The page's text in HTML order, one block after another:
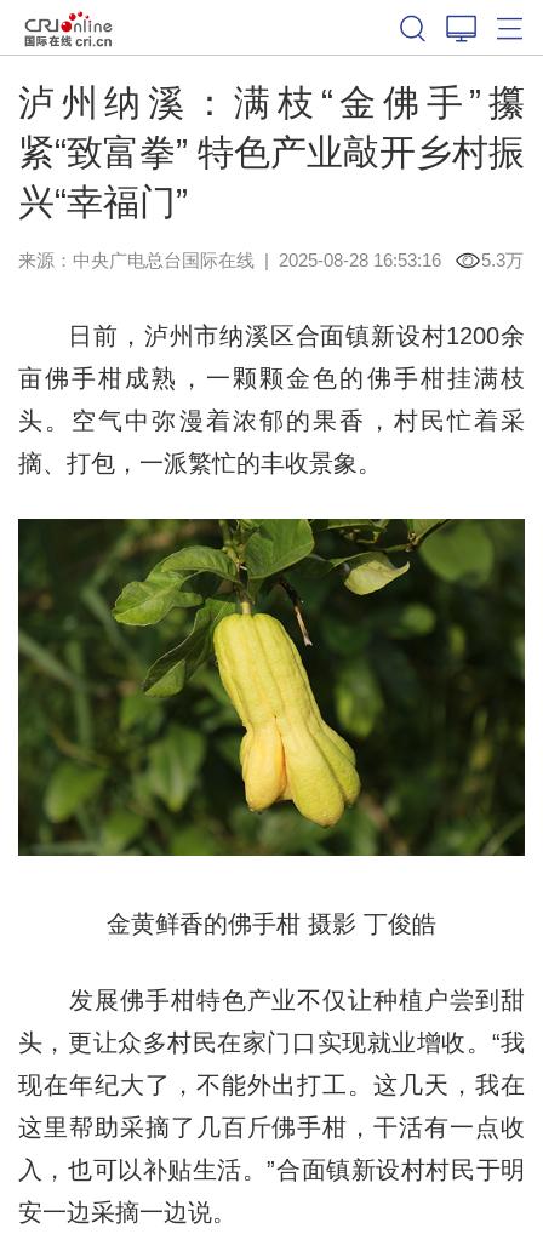
泸州纳溪：满枝“金佛手”攥
紧“致富拳” 特色产业敲开乡村振
兴“幸福门”
来源：中央广电总台国际在线| 2025-08-28 16:53:16 5.3万
日前，泸州市纳溪区合面镇新设村1200余
亩佛手柑成熟，一颗颗金色的佛手柑挂满枝
头。空气中弥漫着浓郁的果香，村民忙着采
摘、打包，一派繁忙的丰收景象。
金黄鲜香的佛手柑 摄影 丁俊皓
发展佛手柑特色产业不仅让种植户尝到甜
头，更让众多村民在家门口实现就业增收。“我
现在年纪大了，不能外出打工。这几天，我在
这里帮助采摘了几百斤佛手柑，干活有一点收
入，也可以补贴生活。”合面镇新设村村民于明
安一边采摘一边说。